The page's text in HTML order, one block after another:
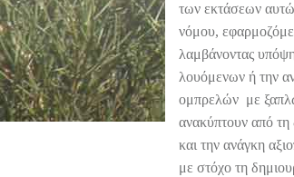
των εκτάσεων
νόμου,
λαμβάνοντας
λουόμενων ή την
ομπρελών με
ανακύπτουν από τη
και την ανάγκη
με στόχο τη